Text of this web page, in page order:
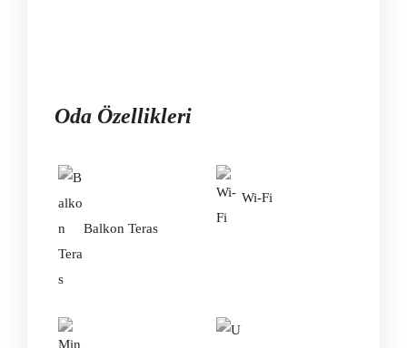
Oda Özellikleri
Balkon Teras
Wi-Fi